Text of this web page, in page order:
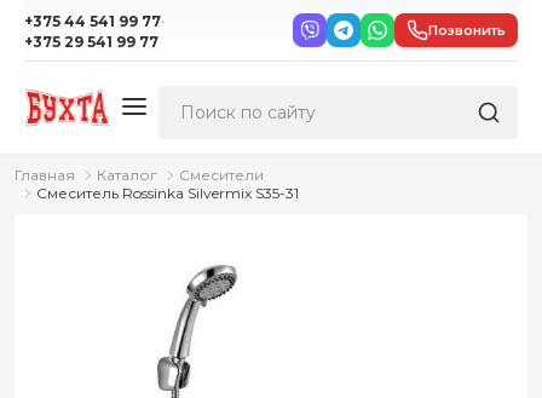
+375 44 541 99 77·
+375 29 541 99 77
Позвонить
Главная Каталог
Смесители
Смеситель Rossinka Silvermix S35-31